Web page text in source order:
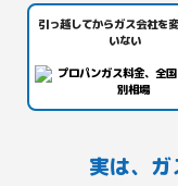
引っ越してからガス会社を
いない
実は、